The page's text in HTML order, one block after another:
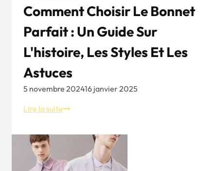
Comment Choisir Le Bonnet
Parfait : Un Guide Sur
L'histoire, Les Styles Et Les
Astuces
5 novembre 202416 janvier 2025
Lire la suiteComment
le
parfait
: